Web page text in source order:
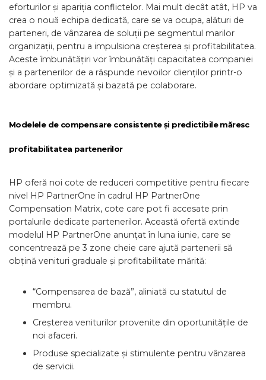
eforturilor și apariția conflictelor. Mai mult decât atât, HP va
crea o nouă echipa dedicată, care se va ocupa, alături de
parteneri, de vânzarea de soluții pe segmentul marilor
organizații, pentru a impulsiona creșterea și profitabilitatea.
Aceste îmbunătățiri vor îmbunătăți capacitatea companiei
și a partenerilor de a răspunde nevoilor clienților printr-o
abordare optimizată și bazată pe colaborare.
Modelele de compensare consistente și predictibile măresc
profitabilitatea partenerilor
HP oferă noi cote de reduceri competitive pentru fiecare
nivel HP PartnerOne în cadrul HP PartnerOne
Compensation Matrix, cote care pot fi accesate prin
portalurile dedicate partenerilor. Această ofertă extinde
modelul HP PartnerOne anunțat în luna iunie, care se
concentrează pe 3 zone cheie care ajută partenerii să
obțină venituri graduale și profitabilitate mărită:
“Compensarea de bază”, aliniată cu statutul de
membru.
Creșterea veniturilor provenite din oportunitățile de
noi afaceri.
Produse specializate și stimulente pentru vânzarea
de servicii.